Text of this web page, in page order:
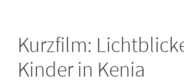
Kurzfilm:
Kinder in Kenia